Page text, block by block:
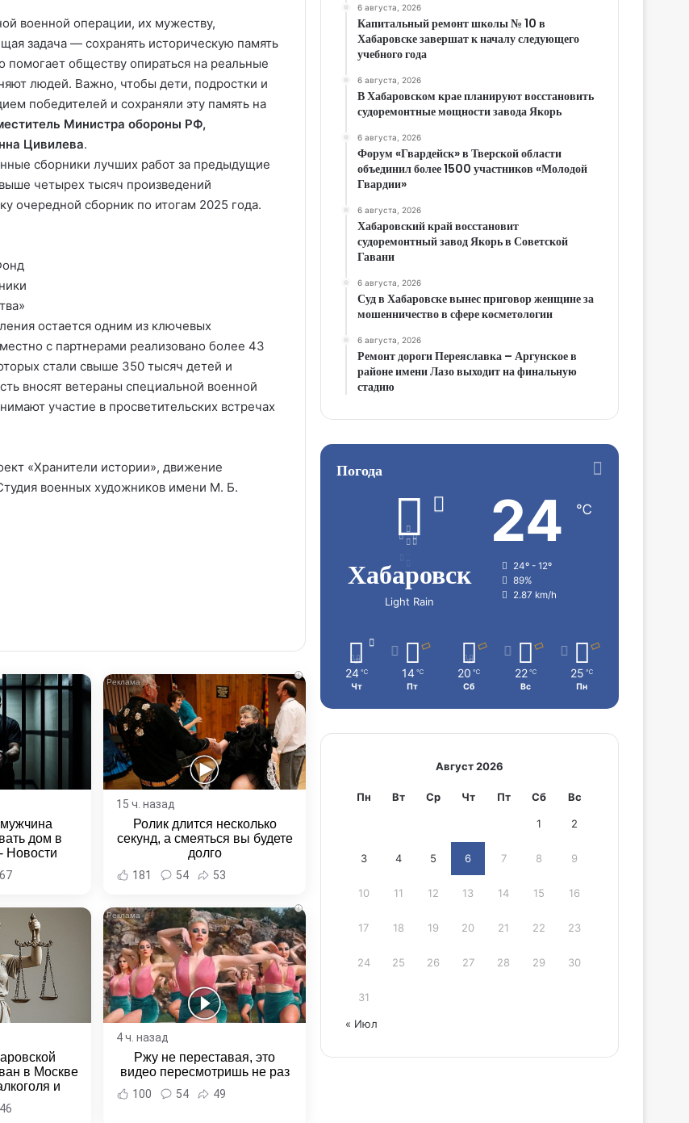
военной операции, их мужеству,
задача — сохранять историческую память
помогает обществу опираться на реальные
людей. Важно, чтобы дети, подростки и
победителей и сохраняли эту память на
Министра обороны РФ,
Цивилева.
сборники лучших работ за предыдущие
четырех тысяч произведений
очередной сборник по итогам 2025 года.
остается одним из ключевых
с партнерами реализовано более 43
стали свыше 350 тысяч детей и
вносят ветераны специальной военной
участие в просветительских встречах
«Хранители истории», движение
военных художников имени М. Б.
дом в
Новости
67
i
15 ч. назад
Ролик длится несколько
секунд, а смеяться вы будете
долго
181 54 53
в Москве
и
полиции -
и
46
i
4 ч. назад
Ржу не переставая, это
видео пересмотришь не раз
100 54 49
6 августа, 2026
Капитальный ремонт школы № 10 в
Хабаровске завершат к началу следующего
учебного года
6 августа, 2026
В Хабаровском крае планируют восстановить
судоремонтные мощности завода Якорь
6 августа, 2026
Форум «Гвардейск» в Тверской области
объединил более 1500 участников «Молодой
Гвардии»
6 августа, 2026
Хабаровский край восстановит
судоремонтный завод Якорь в Советской
Гавани
6 августа, 2026
Суд в Хабаровске вынес приговор женщине за
мошенничество в сфере косметологии
6 августа, 2026
Ремонт дороги Переяславка – Аргунское в
районе имени Лазо выходит на финальную
стадию
Погода
Хабаровск
Light Rain
24 ℃
24º - 12º
89%
2.87 km/h
24 ℃
Чт
14 ℃
Пт
20 ℃
Сб
22 ℃
Вс
25 ℃
Пн
Август 2026
Пн Вт Ср Чт Пт Сб Вс
1 2
3 4 5 6 7 8 9
10 11 12 13 14 15 16
17 18 19 20 21 22 23
24 25 26 27 28 29 30
31
« Июл